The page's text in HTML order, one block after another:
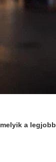
melyik a